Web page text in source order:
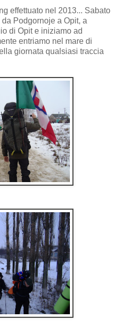
effettuato nel 2013... Sabato
Podgornoje a Opit, a
di Opit e iniziamo ad
entriamo nel mare di
giornata qualsiasi traccia